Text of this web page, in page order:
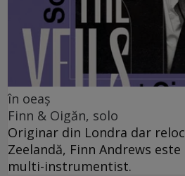
în oeaș
Finn & Oigăn, solo
Originar din Londra dar
Zeelandă, Finn Andrews
multi-instrumentist.